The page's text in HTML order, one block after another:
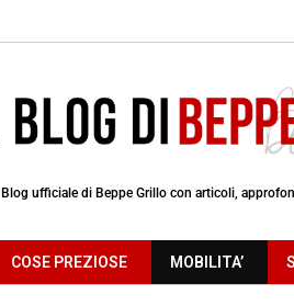
Blog ufficiale di Beppe Grillo con articoli,
COSE PREZIOSE MOBILITA’